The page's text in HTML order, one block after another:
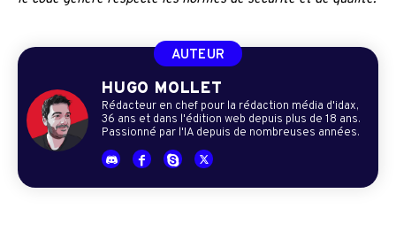
AUTEUR
HUGO MOLLET
Rédacteur en chef pour la rédaction média d'idax,
36 ans et dans l'édition web depuis plus de 18 ans.
Passionné par l'IA depuis de nombreuses années.